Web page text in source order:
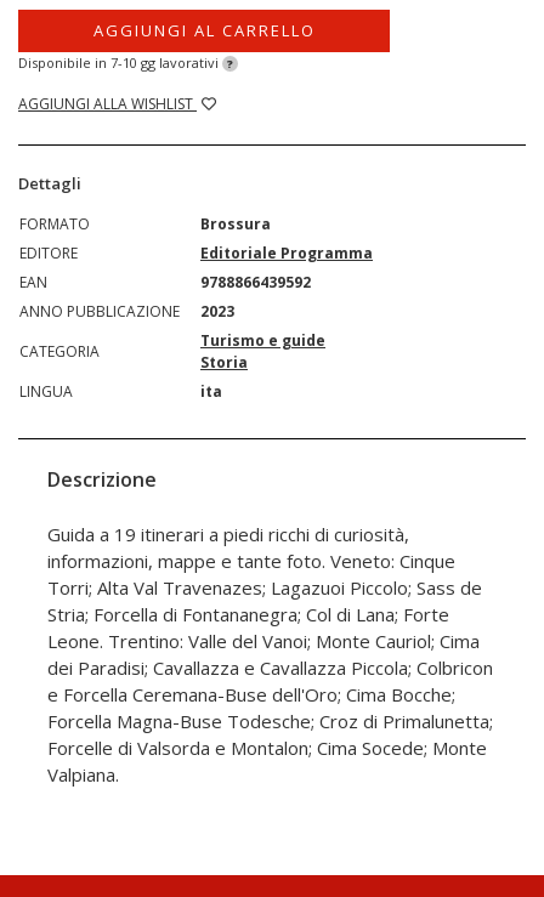
AGGIUNGI AL CARRELLO
Disponibile in 7-10 gg lavorativi ?
AGGIUNGI ALLA WISHLIST
Dettagli
FORMATO
Brossura
EDITORE
Editoriale Programma
EAN
9788866439592
ANNO PUBBLICAZIONE
2023
CATEGORIA
Turismo e guide
Storia
LINGUA
ita
Descrizione
Guida a 19 itinerari a piedi ricchi di curiosità,
informazioni, mappe e tante foto. Veneto: Cinque
Torri; Alta Val Travenazes; Lagazuoi Piccolo; Sass de
Stria; Forcella di Fontananegra; Col di Lana; Forte
Leone. Trentino: Valle del Vanoi; Monte Cauriol; Cima
dei Paradisi; Cavallazza e Cavallazza Piccola; Colbricon
e Forcella Ceremana-Buse dell'Oro; Cima Bocche;
Forcella Magna-Buse Todesche; Croz di Primalunetta;
Forcelle di Valsorda e Montalon; Cima Socede; Monte
Valpiana.